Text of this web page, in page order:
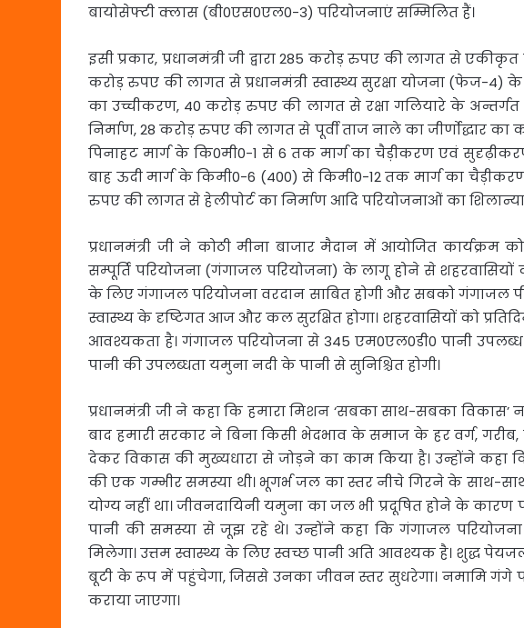
बायोसेफ्टी क्लास (बी0एस0एल0-3) परियोजनाएं सम्मिलित हैं।
इसी प्रकार, प्रधानमंत्री जी द्वारा 285 करोड़ रुपए की लागत से
करोड़ रुपए की लागत से प्रधानमंत्री स्वास्थ्य सुरक्षा योजना (फेज-
का उच्चीकरण, 40 करोड़ रुपए की लागत से रक्षा गलियारे के अन्तर्गत
निर्माण, 28 करोड़ रुपए की लागत से पूर्वी ताज नाले का जीर्णोद्धार
पिनाहट मार्ग के कि0मी0-1 से 6 तक मार्ग का चैड़ीकरण एवं
बाह ऊदी मार्ग के किमी0-6 (400) से किमी0-12 तक मार्ग का
रुपए की लागत से हेलीपोर्ट का निर्माण आदि परियोजनाओं का
प्रधानमंत्री जी ने कोठी मीना बाजार मैदान में आयोजित
सम्पूर्ति परियोजना (गंगाजल परियोजना) के लागू होने से शहरवासियों
के लिए गंगाजल परियोजना वरदान साबित होगी और सबको गंगाजल
स्वास्थ्य के दृष्टिगत आज और कल सुरक्षित होगा। शहरवासियों को
आवश्यकता है। गंगाजल परियोजना से 345 एम0एल0डी0 पानी
पानी की उपलब्धता यमुना नदी के पानी से सुनिश्चित होगी।
प्रधानमंत्री जी ने कहा कि हमारा मिशन ‘सबका साथ-सबका विकास’
बाद हमारी सरकार ने बिना किसी भेदभाव के समाज के हर वर्ग,
देकर विकास की मुख्यधारा से जोड़ने का काम किया है। उन्होंने
की एक गम्भीर समस्या थी। भूगर्भ जल का स्तर नीचे गिरने के साथ-
योग्य नहीं था। जीवनदायिनी यमुना का जल भी प्रदूषित होने के कारण
पानी की समस्या से जूझ रहे थे। उन्होंने कहा कि गंगाजल परियोजना
मिलेगा। उत्तम स्वास्थ्य के लिए स्वच्छ पानी अति आवश्यक है। शुद्ध पेयजल
बूटी के रूप में पहुंचेगा, जिससे उनका जीवन स्तर सुधरेगा। नमामि गंगे
कराया जाएगा।